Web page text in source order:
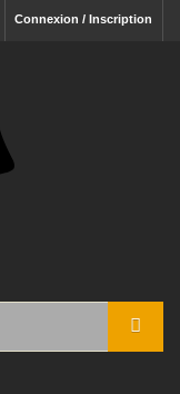
Connexion / Inscription